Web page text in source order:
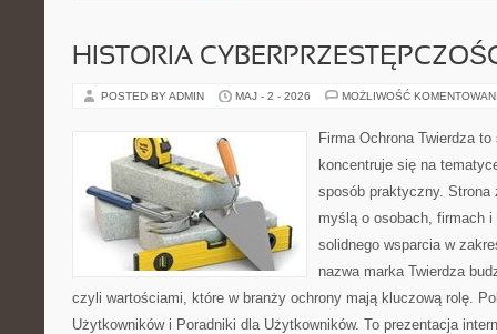
HISTORIA
POSTED BY ADMIN MAJ - 2 - 2026 MOŻLIWOŚĆ
Firma Ochrona Twierdza
koncentruje się na
sposób praktyczny. Strona
myślą o osobach, firmach
solidnego wsparcia w
nazwa marka Twierdza
czyli wartościami, które w branży ochrony mają kluczową rolę.
Użytkowników i Poradniki dla Użytkowników. To prezentacja